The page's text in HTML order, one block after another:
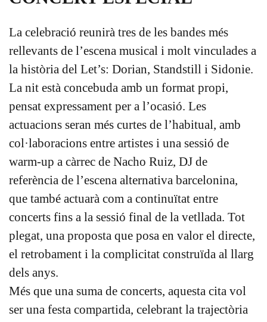
La celebració reunirà tres de les bandes més
rellevants de l’escena musical i molt vinculades a
la història del Let’s: Dorian, Standstill i Sidonie.
La nit està concebuda amb un format propi,
pensat expressament per a l’ocasió. Les
actuacions seran més curtes de l’habitual, amb
col·laboracions entre artistes i una sessió de
warm-up a càrrec de Nacho Ruiz, DJ de
referència de l’escena alternativa barcelonina,
que també actuarà com a continuïtat entre
concerts fins a la sessió final de la vetllada. Tot
plegat, una proposta que posa en valor el directe,
el retrobament i la complicitat construïda al llarg
dels anys.
Més que una suma de concerts, aquesta cita vol
ser una festa compartida, celebrant la trajectòria